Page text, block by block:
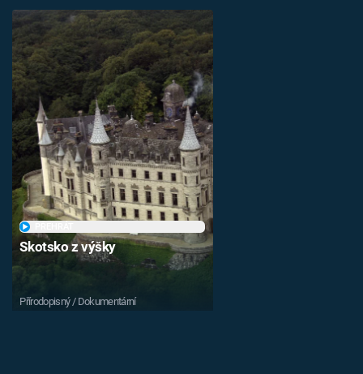
Skotsko z výšky
Přírodopisný / Dokumentární